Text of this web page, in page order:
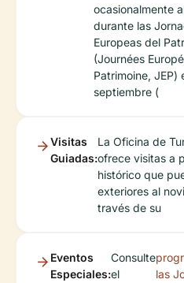
ocasionalmente
durante las
Europeas del
(Journées
Patrimoine, JEP)
septiembre (
Visitas
Guiadas:
La Oficina de
ofrece visitas a
histórico que
exteriores al
través de su
Eventos
Especiales:
Consulte
el
las